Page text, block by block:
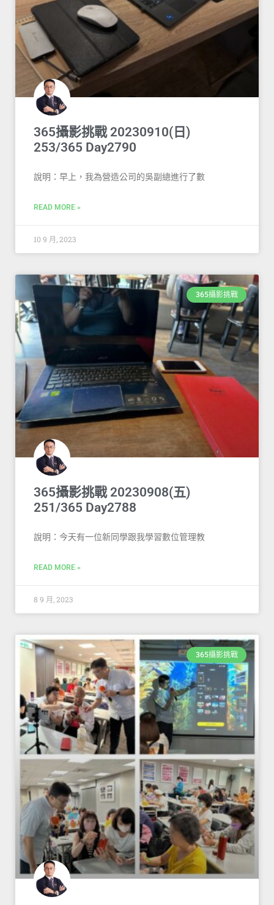
365攝影挑戰 20230910(日)
253/365 Day2790
說明：早上，我為營造公司的吳副總進行了數
READ MORE »
10 9 月, 2023
365攝影挑戰
365攝影挑戰 20230908(五)
251/365 Day2788
說明：今天有一位新同學跟我學習數位管理教
READ MORE »
8 9 月, 2023
365攝影挑戰